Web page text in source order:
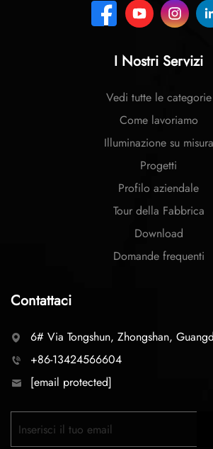
I Nostri Servizi
Vedi tutte le categorie
Come lavoriamo
Illuminazione su misura
Progetti
Profilo aziendale
Tour della Fabbrica
Download
Domande frequenti
Contattaci
6# Via Tongshun, Zhongshan,
+86-13424566604
[email protected]